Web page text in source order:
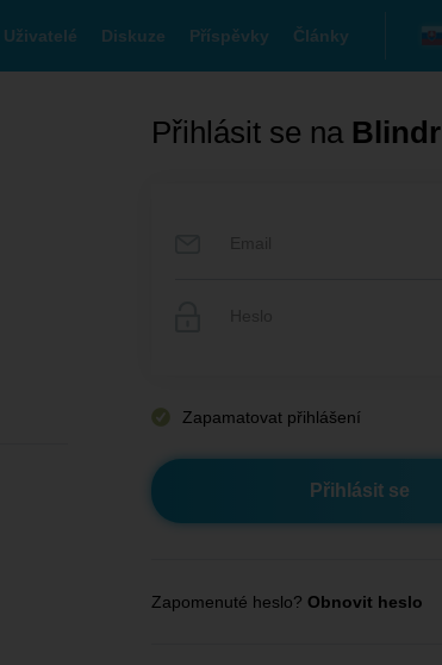
Uživatelé Diskuze Příspěvky Články
Přihlásit se na Blindr
Zapamatovat přihlášení
Zapomenuté heslo? Obnovit heslo